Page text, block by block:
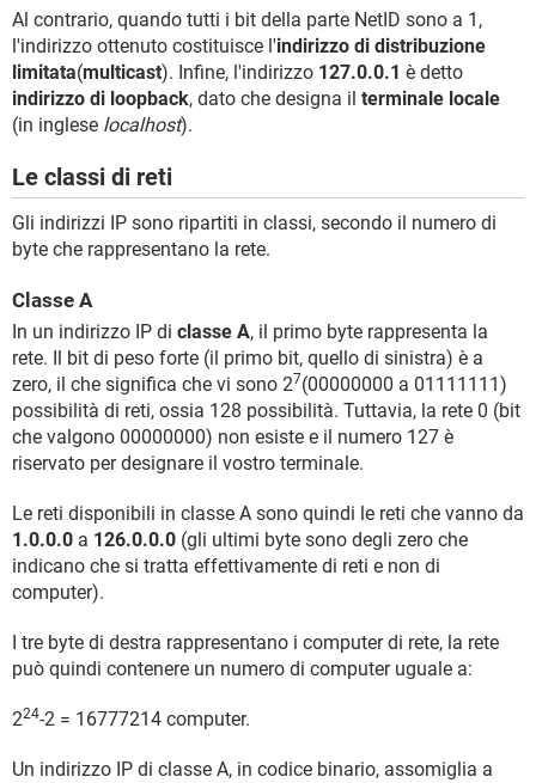
Al contrario, quando tutti i bit della parte NetID sono a 1,
l'indirizzo ottenuto costituisce l'indirizzo di distribuzione
limitata(multicast). Infine, l'indirizzo 127.0.0.1 è detto
indirizzo di loopback, dato che designa il terminale locale
(in inglese localhost).
Le classi di reti
Gli indirizzi IP sono ripartiti in classi, secondo il numero di
byte che rappresentano la rete.
Classe A
In un indirizzo IP di classe A, il primo byte rappresenta la
rete. Il bit di peso forte (il primo bit, quello di sinistra) è a
zero, il che significa che vi sono 27(00000000 a 01111111)
possibilità di reti, ossia 128 possibilità. Tuttavia, la rete 0 (bit
che valgono 00000000) non esiste e il numero 127 è
riservato per designare il vostro terminale.
Le reti disponibili in classe A sono quindi le reti che vanno da
1.0.0.0 a 126.0.0.0 (gli ultimi byte sono degli zero che
indicano che si tratta effettivamente di reti e non di
computer).
I tre byte di destra rappresentano i computer di rete, la rete
può quindi contenere un numero di computer uguale a:
224-2 = 16777214 computer.
Un indirizzo IP di classe A, in codice binario, assomiglia a